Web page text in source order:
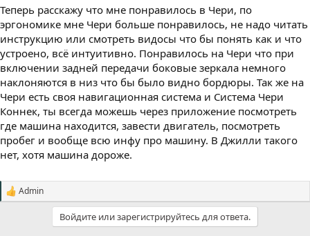
Теперь расскажу что мне понравилось в Чери, по
эргономике мне Чери больше понравилось, не надо читать
инструкцию или смотреть видосы что бы понять как и что
устроено, всё интуитивно. Понравилось на Чери что при
включении задней передачи боковые зеркала немного
наклоняются в низ что бы было видно бордюры. Так же на
Чери есть своя навигационная система и Система Чери
Коннек, ты всегда можешь через приложение посмотреть
где машина находится, завести двигатель, посмотреть
пробег и вообще всю инфу про машину. В Джилли такого
нет, хотя машина дороже.
С
Admin
Войдите или зарегистрируйтесь для ответа.